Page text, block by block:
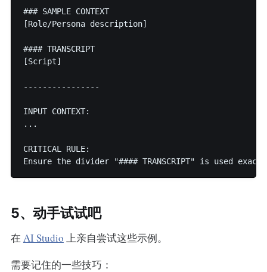
### SAMPLE CONTEXT
[Role/Persona description]
#### TRANSCRIPT
[Script]
----------------
INPUT CONTEXT:
...
CRITICAL RULE:
5、动手试试吧
在 AI Studio 上亲自尝试这些示例。
需要记住的一些技巧：